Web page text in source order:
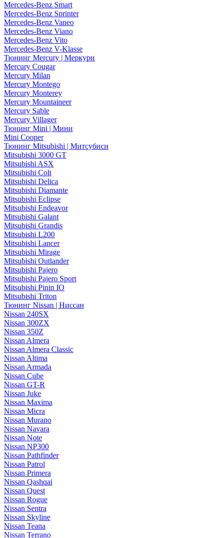
Mercedes-Benz Smart
Mercedes-Benz Sprinter
Mercedes-Benz Vaneo
Mercedes-Benz Viano
Mercedes-Benz Vito
Mercedes-Benz V-Klasse
Тюнинг Mercury | Меркури
Mercury Cougar
Mercury Milan
Mercury Montego
Mercury Monterey
Mercury Mountaineer
Mercury Sable
Mercury Villager
Тюнинг Mini | Мини
Mini Cooper
Тюнинг Mitsubishi | Митсубиси
Mitsubishi 3000 GT
Mitsubishi ASX
Mitsubishi Colt
Mitsubishi Delica
Mitsubishi Diamante
Mitsubishi Eclipse
Mitsubishi Endeavor
Mitsubishi Galant
Mitsubishi Grandis
Mitsubishi L200
Mitsubishi Lancer
Mitsubishi Mirage
Mitsubishi Outlander
Mitsubishi Pajero
Mitsubishi Pajero Sport
Mitsubishi Pinin IO
Mitsubishi Triton
Тюнинг Nissan | Ниссан
Nissan 240SX
Nissan 300ZX
Nissan 350Z
Nissan Almera
Nissan Almera Classic
Nissan Altima
Nissan Armada
Nissan Cube
Nissan GT-R
Nissan Juke
Nissan Maxima
Nissan Micra
Nissan Murano
Nissan Navara
Nissan Note
Nissan NP300
Nissan Pathfinder
Nissan Patrol
Nissan Primera
Nissan Qashqai
Nissan Quest
Nissan Rogue
Nissan Sentra
Nissan Skyline
Nissan Teana
Nissan Terrano